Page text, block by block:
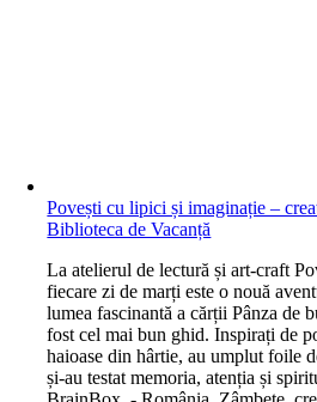
Povești cu lipici și imaginație –
Biblioteca de Vacanță
La atelierul de lectură și art-craft
fiecare zi de marți este o nouă
lumea fascinantă a cărții Pânza de
fost cel mai bun ghid. Inspirați de
haioase din hârtie, au umplut foile
și-au testat memoria, atenția și